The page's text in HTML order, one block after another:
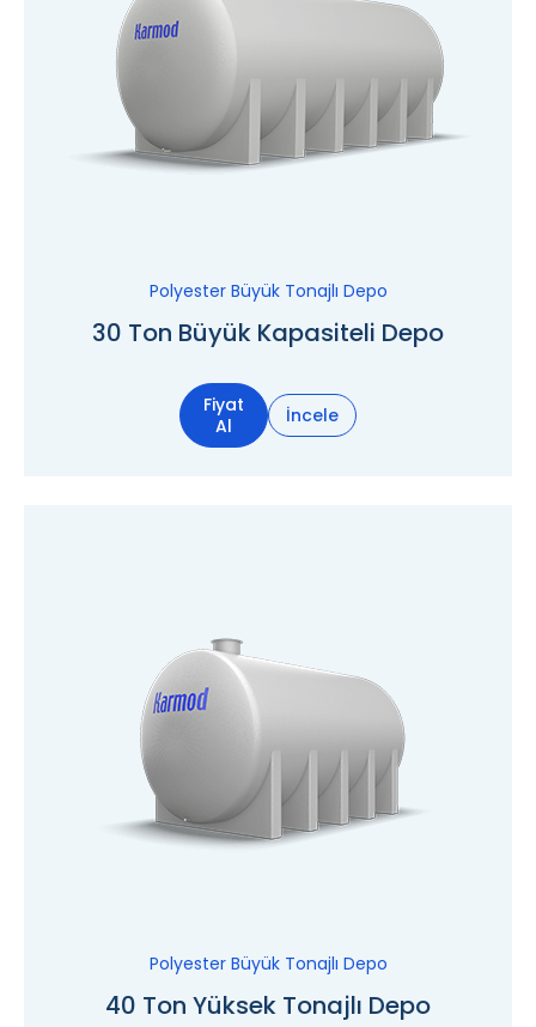
Polyester Büyük Tonajlı Depo
30 Ton Büyük Kapasiteli Depo
Fiyat
Al
İncele
Polyester Büyük Tonajlı Depo
40 Ton Yüksek Tonajlı Depo